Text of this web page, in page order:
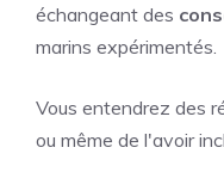
échangeant des
marins expérimentés.
Vous entendrez des
ou même de l'avoir